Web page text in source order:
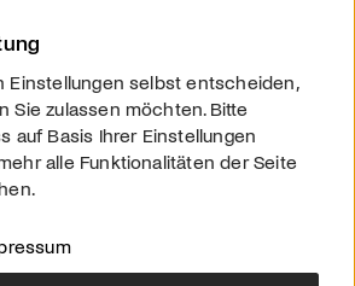
Einstellungen selbst entscheiden,
Sie zulassen möchten. Bitte
auf Basis Ihrer Einstellungen
alle Funktionalitäten der Seite